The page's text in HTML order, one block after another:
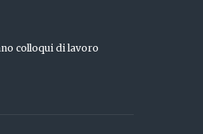
colloqui di lavoro